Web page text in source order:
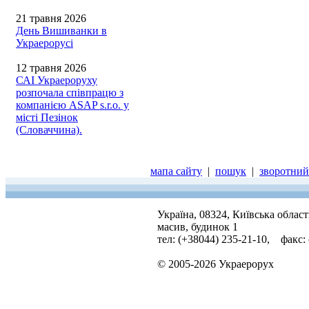
21 травня 2026
День Вишиванки в
Украерорусі
12 травня 2026
САІ Украероруху
розпочала співпрацю з
компанією ASAP s.r.o. у
місті Пезінок
(Словаччина).
мапа сайту | пошук |
Україна, 08324, Київська
масив, будинок 1
тел: (+38044) 235-21-10, факс:
© 2005-2026 Украерорух